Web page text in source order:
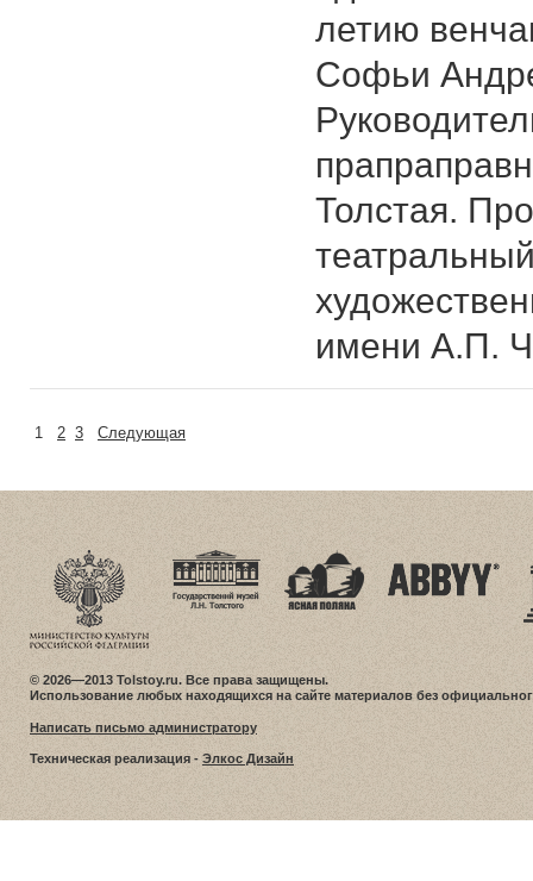
летию
Софьи
Толстая.
имени А.П.
1 2 3 Следующая
© 2026—2013 Tolstoy.ru. Все права защищены.
Использование любых находящихся на сайте материалов без
Написать письмо администратору
Техническая реализация - Элкос Дизайн